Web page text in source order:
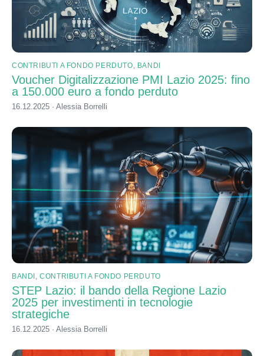
CONTRIBUTI A FONDO PERDUTO BANDI
Voucher Digitalizzazione PMI Lazio 2025: fino
a 150.000 euro a fondo perduto
16.12.2025 · Alessia Borrelli
BANDI ,CONTRIBUTI A FONDO PERDUTO
STEP Lazio: il bando della Regione Lazio
2025 per investimenti in tecnologie
strategiche
16.12.2025 · Alessia Borrelli